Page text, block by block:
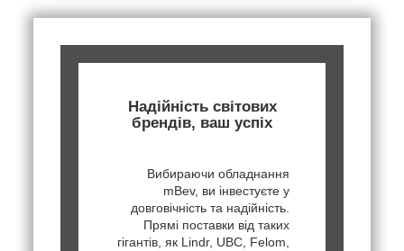
Надійність світових
брендів, ваш успіх
Вибираючи обладнання
mBev, ви інвестуєте у
довговічність та надійність.
Прямі поставки від таких
гігантів, як Lindr, UBC, Felom,